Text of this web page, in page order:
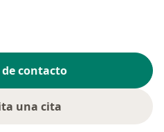
contacto
una cita